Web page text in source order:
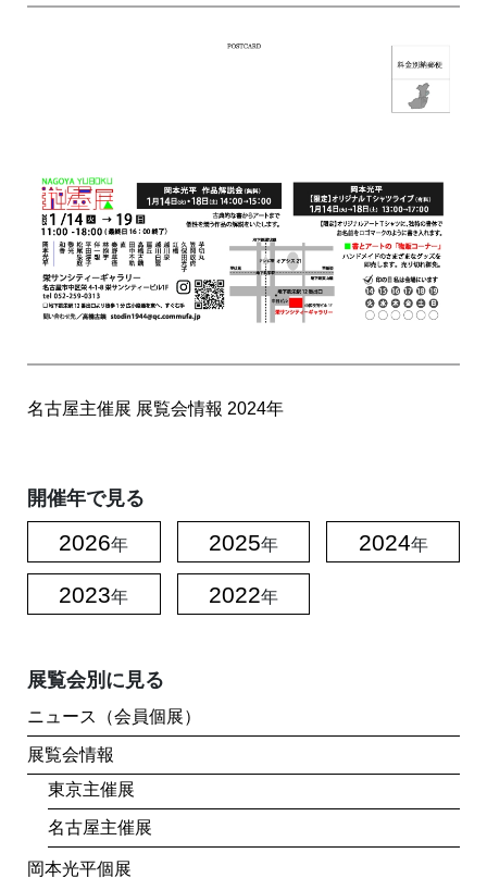
名古屋主催展 展覧会情報 2024年
開催年で見る
2026年 2025年 2024年
2023年 2022年
展覧会別に見る
ニュース（会員個展）
展覧会情報
東京主催展
名古屋主催展
岡本光平個展